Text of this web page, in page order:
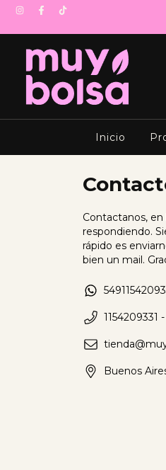
Inicio
Contactanos,
respondiendo.
rápido es
bien un mail.
1154209331
Buenos